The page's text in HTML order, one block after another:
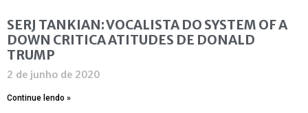
SERJ TANKIAN: VOCALISTA DO SYSTEM OF A
DOWN CRITICA ATITUDES DE DONALD
TRUMP
2 de junho de 2020
Continue lendo »